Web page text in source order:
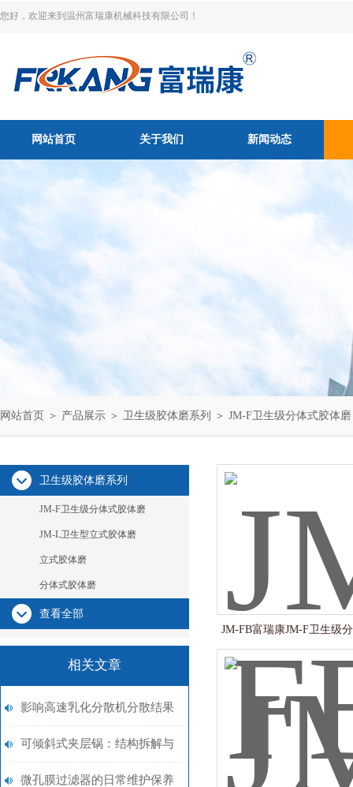
您好，欢迎来到温州富瑞康机械科技有限公司！
网站首页 关于我们 新闻动态
网站首页 ＞ 产品展示 ＞ 卫生级胶体磨系列 ＞ JM-F卫生级分体式胶体磨
卫生级胶体磨系列
JM-F卫生级分体式胶体磨
JM-L卫生型立式胶体磨
立式胶体磨
分体式胶体磨
查看全部
相关文章
影响高速乳化分散机分散结果
的因素是什么？
可倾斜式夹层锅：结构拆解与
多场景应用指南​
微孔膜过滤器的日常维护保养
JM-FB富瑞康JM-F卫生级